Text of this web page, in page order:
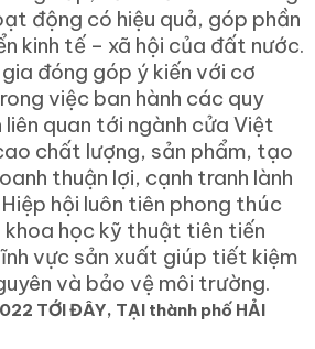
động có hiệu quả, góp phần
kinh tế – xã hội của đất nước.
đóng góp ý kiến với cơ
việc ban hành các quy
liên quan tới ngành cửa Việt
chất lượng, sản phẩm, tạo
thuận lợi, cạnh tranh lành
hội luôn tiên phong thúc
học kỹ thuật tiên tiến
vực sản xuất giúp tiết kiệm
và bảo vệ môi trường.
TỚI ĐÂY, TẠI thành phố HẢI